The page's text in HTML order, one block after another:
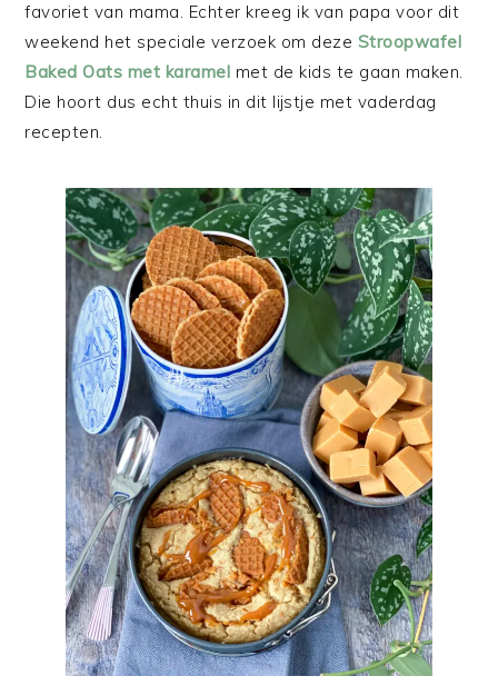
favoriet van mama. Echter kreeg ik van papa voor dit
weekend het speciale verzoek om deze Stroopwafel
Baked Oats met karamel met de kids te gaan maken.
Die hoort dus echt thuis in dit lijstje met vaderdag
recepten.